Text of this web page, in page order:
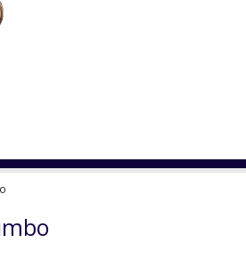
Wood Jumbo Dining Table